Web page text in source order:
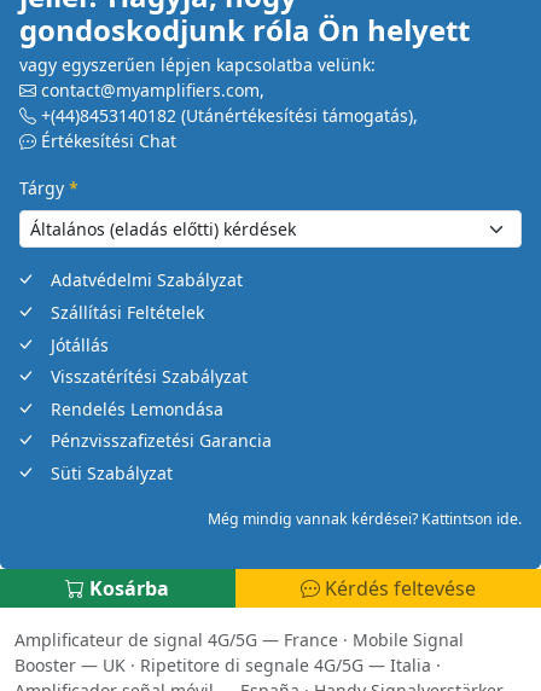
gondoskodjunk róla Ön helyett
vagy egyszerűen lépjen kapcsolatba velünk:
contact@myamplifiers.com,
+(44)8453140182 (Utánértékesítési támogatás),
Értékesítési Chat
Tárgy *
Adatvédelmi Szabályzat
Szállítási Feltételek
Jótállás
Visszatérítési Szabályzat
Rendelés Lemondása
Pénzvisszafizetési Garancia
Süti Szabályzat
Még mindig vannak kérdései? Kattintson ide.
Kosárba Kérdés feltevése
Amplificateur de signal 4G/5G — France · Mobile Signal
Booster — UK · Ripetitore di segnale 4G/5G — Italia ·